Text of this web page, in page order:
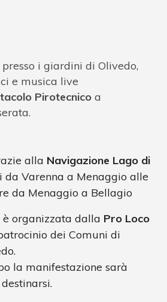
i giardini di Olivedo,
e musica live
Pirotecnico a
alla Navigazione Lago di
da Varenna a Menaggio alle
da Menaggio a Bellagio
organizzata dalla Pro Loco
dei Comuni di
la manifestazione sarà